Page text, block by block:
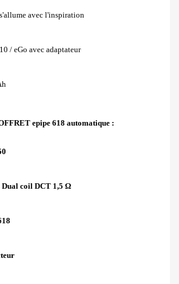
avec l'inspiration
/ eGo avec adaptateur
epipe 618 automatique :
coil DCT 1,5 Ω